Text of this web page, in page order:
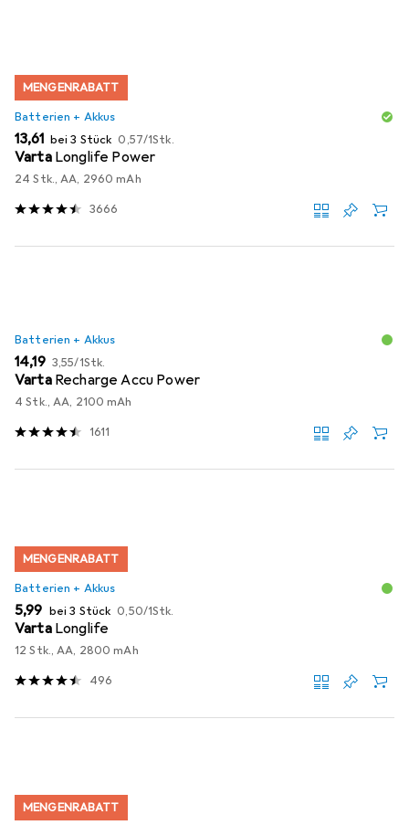
MENGENRABATT
Batterien + Akkus
EUR
13,61 bei 3 Stück EUR
0,57/1Stk.
Varta Longlife Power
24 Stk., AA, 2960 mAh
3666
Batterien + Akkus
EUR
14,19 EUR
3,55/1Stk.
Varta Recharge Accu Power
4 Stk., AA, 2100 mAh
1611
MENGENRABATT
Batterien + Akkus
EUR
5,99 bei 3 Stück EUR
0,50/1Stk.
Varta Longlife
12 Stk., AA, 2800 mAh
496
MENGENRABATT